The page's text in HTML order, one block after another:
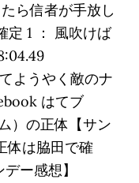
ら信者が手放し
定 1 ： 風吹けば
ようやく敵のナ
はてブ
）の正体【サン
体は脇田で確
ー感想】